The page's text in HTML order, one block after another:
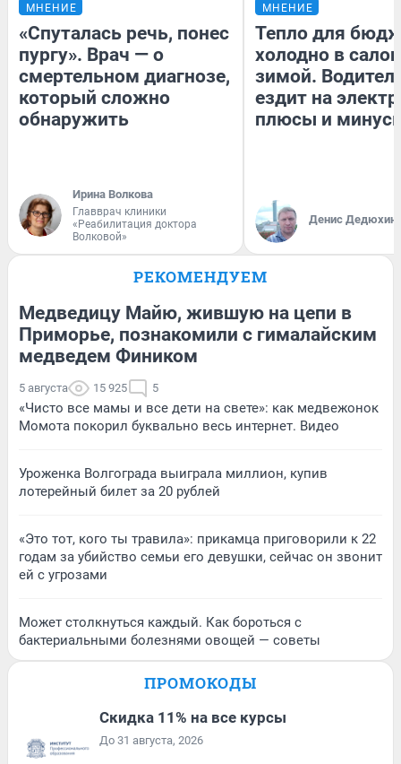
МНЕНИЕ
«Спуталась речь, понес
пургу». Врач — о
смертельном диагнозе,
который сложно
обнаружить
Ирина Волкова
Главврач клиники
«Реабилитация доктора
Волковой»
МНЕНИЕ
Тепло для
холодно в
зимой.
ездит на
плюсы и
Денис Дедюхин
РЕКОМЕНДУЕМ
Медведицу Майю, жившую на цепи в
Приморье, познакомили с гималайским
медведем Фиником
5 августа 15 925 5
«Чисто все мамы и все дети на свете»: как медвежонок
Момота покорил буквально весь интернет. Видео
Уроженка Волгограда выиграла миллион, купив
лотерейный билет за 20 рублей
«Это тот, кого ты травила»: прикамца приговорили к 22
годам за убийство семьи его девушки, сейчас он звонит
ей с угрозами
Может столкнуться каждый. Как бороться с
бактериальными болезнями овощей — советы
ПРОМОКОДЫ
Скидка 11% на все курсы
До 31 августа, 2026